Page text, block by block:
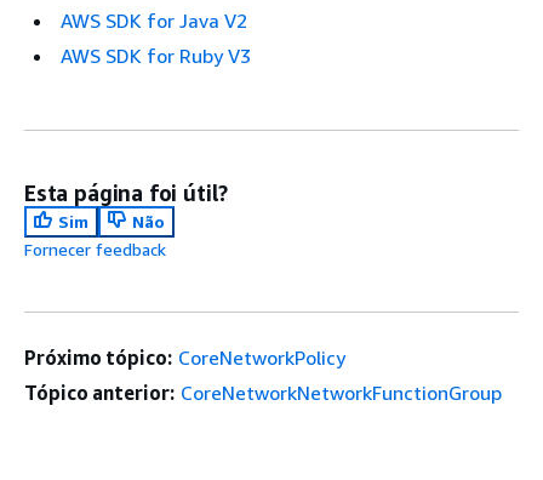
AWS SDK for Java V2
AWS SDK for Ruby V3
Esta página foi útil?
Sim
Não
Fornecer feedback
Próximo tópico: CoreNetworkPolicy
Tópico anterior: CoreNetworkNetworkFunctionGroup